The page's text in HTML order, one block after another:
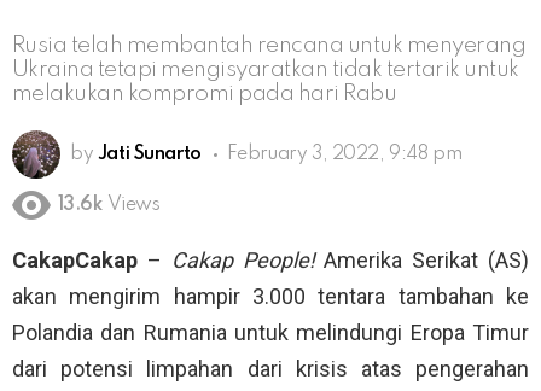
Rusia telah membantah rencana untuk menyerang
Ukraina tetapi mengisyaratkan tidak tertarik untuk
melakukan kompromi pada hari Rabu
by Jati Sunarto February 3, 2022, 9:48 pm
13.6k Views
CakapCakap – Cakap People!Amerika Serikat (AS)
akan mengirim hampir 3.000 tentara tambahan ke
Polandia dan Rumania untuk melindungi Eropa Timur
dari potensi limpahan dari krisis atas pengerahan